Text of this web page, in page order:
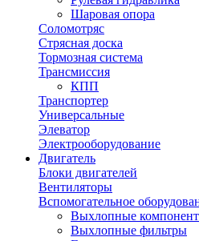
Шаровая опора
Соломотряс
Стрясная доска
Тормозная система
Трансмиссия
КПП
Транспортер
Универсальные
Элеватор
Электрооборудование
Двигатель
Блоки двигателей
Вентиляторы
Вспомогательное
Выхлопные
Выхлопные фильтры